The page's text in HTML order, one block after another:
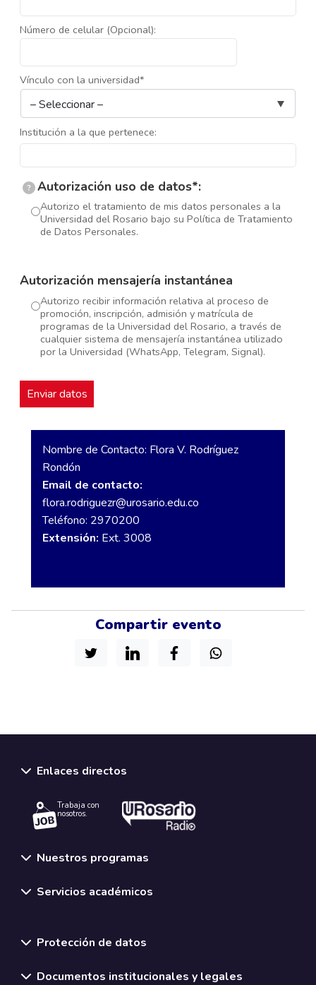
Número de celular (Opcional):
Vínculo con la universidad*
Institución a la que pertenece:
? Autorización uso de datos*:
Autorizo el tratamiento de mis datos personales a la
Universidad del Rosario bajo su Política de Tratamiento
de Datos Personales.
Autorización mensajería instantánea
Autorizo recibir información relativa al proceso de
promoción, inscripción, admisión y matrícula de
programas de la Universidad del Rosario, a través de
cualquier sistema de mensajería instantánea utilizado
por la Universidad (WhatsApp, Telegram, Signal).
Nombre de Contacto: Flora V. Rodríguez
Rondón
Email de contacto:
flora.rodriguezr@urosario.edu.co
Teléfono: 2970200
Extensión: Ext. 3008
Compartir evento
Enlaces directos
Trabaja con
nosotros.
Nuestros programas
Servicios académicos
Protección de datos
Documentos institucionales y legales